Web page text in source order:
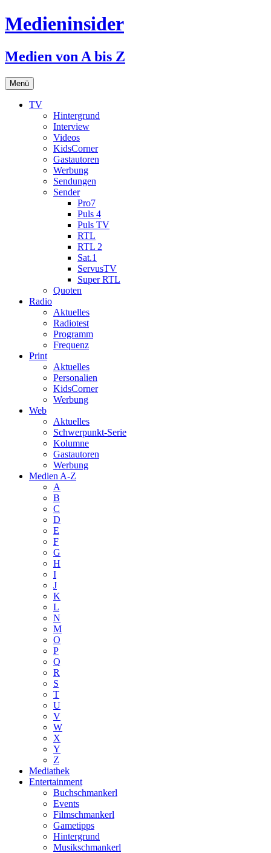
Medieninsider
Medien von A bis Z
Menü Zum
Inhalt
springen
TV
Hintergrund
Interview
Videos
KidsCorner
Gastautoren
Werbung
Sendungen
Sender
Pro7
Puls 4
Puls TV
RTL
RTL 2
Sat.1
ServusTV
Super RTL
Quoten
Radio
Aktuelles
Radiotest
Programm
Frequenz
Print
Aktuelles
Personalien
KidsCorner
Werbung
Web
Aktuelles
Schwerpunkt-Serie
Kolumne
Gastautoren
Werbung
Medien A-Z
A
B
C
D
E
F
G
H
I
J
K
L
N
M
O
P
Q
R
S
T
U
V
W
X
Y
Z
Mediathek
Entertainment
Buchschmankerl
Events
Filmschmankerl
Gametipps
Hintergrund
Musikschmankerl